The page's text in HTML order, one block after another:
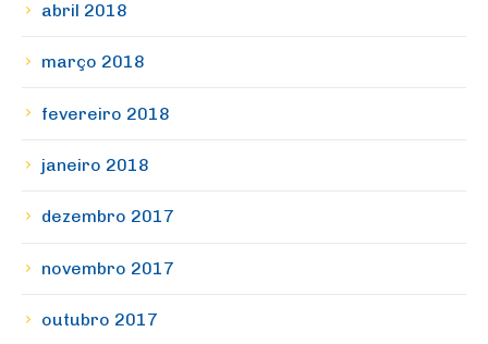
abril 2018
março 2018
fevereiro 2018
janeiro 2018
dezembro 2017
novembro 2017
outubro 2017